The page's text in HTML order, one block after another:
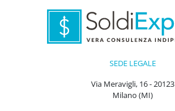
SEDE LEGALE
Via Meravigli, 16 - 20123
Milano (MI)